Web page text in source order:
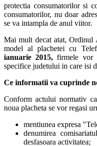
protectia consumatorilor si
consumatorilor, nu doar
se va intampla de anul viitor.
Mai mult decat atat, Ordinul
model al plachetei cu
ianuarie 2015, firmele vor
specifice judetului in care isi
Ce informatii va cuprinde
Conform actului normativ
noua placheta se vor regasi
mentiunea expresa
denumirea
desfasoara activitatea;